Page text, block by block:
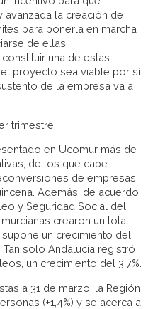
avanzada la creación de
para ponerla en marcha
de ellas.
una de estas
proyecto sea viable por sí
de la empresa va a
trimestre
en Ucomur más de
de los que cabe
de empresas
Además, de acuerdo
y Seguridad Social del
crearon un total
un crecimiento del
Tan solo Andalucía registró
un crecimiento del 3,7%.
a 31 de marzo, la Región
(+1,4%) y se acerca a